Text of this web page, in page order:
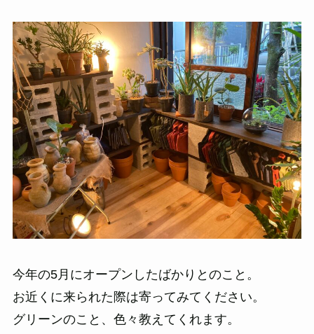
今年の5月にオープンしたばかりとのこと。
お近くに来られた際は寄ってみてください。
グリーンのこと、色々教えてくれます。